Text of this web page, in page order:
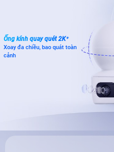
Ống kính quay quét 2K⁺
Xoay đa chiều, bao quát toàn
cảnh